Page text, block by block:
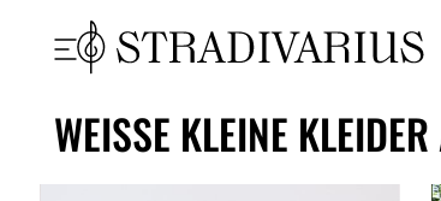
WEISSE KLEINE KLEIDER